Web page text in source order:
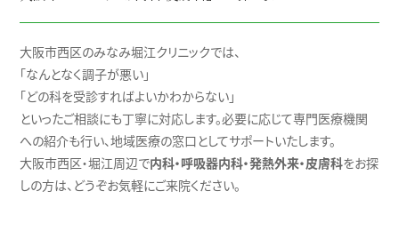
大阪市西区のみなみ堀江クリニックでは、
「なんとなく調子が悪い」
「どの科を受診すればよいかわからない」
といったご相談にも丁寧に対応します。必要に応じて専門医療機関
への紹介も行い、地域医療の窓口としてサポートいたします。
大阪市西区・堀江周辺で内科・呼吸器内科・発熱外来・皮膚科をお探
しの方は、どうぞお気軽にご来院ください。